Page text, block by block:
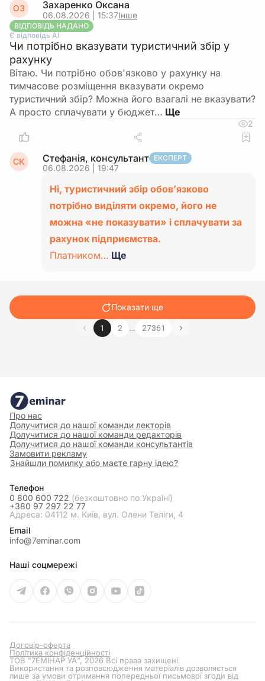
ОЗ Захаренко Оксана
06.08.2026 | 15:37Інше
ВІДПОВІДЬ НАДАНО
Є відповідь АІ
Чи потрібно вказувати туристичний збір у
рахунку
Вітаю. Чи потрібно обов'язково у рахунку на
тимчасове розміщення вказувати окремо
туристичний збір? Можна його взагалі не вказувати?
А просто сплачувати у бюджет…
2
СК Стефанія, консультант ЕКСПЕРТ
06.08.2026 | 19:47
Ні, туристичний збір обов’язково
потрібно виділяти окремо, його не
можна «не показувати» і сплачувати за
рахунок підприємства.
Платником… Ще
Показати ще
1 2 … 27361
Про нас
Долучитися до нашої команди лекторів
Долучитися до нашої команди редакторів
Долучитися до нашої команди консультантів
Замовити рекламу
Знайшли помилку або маєте гарну ідею?
Телефон
0 800 600 722 (безкоштовно по Україні)
+380 97 297 22 77
Адреса: 04112 м. Київ, вул. Олени Теліги, 4
Email
info@7eminar.com
Наші соцмережі
Договір-оферта
Політика конфіденційності
ТОВ "7ЕМІНАР УА", 2026 Всі права захищені
Використання та розповсюдження матеріалів дозволяється
лише за умови отримання попередньої письмової згоди від